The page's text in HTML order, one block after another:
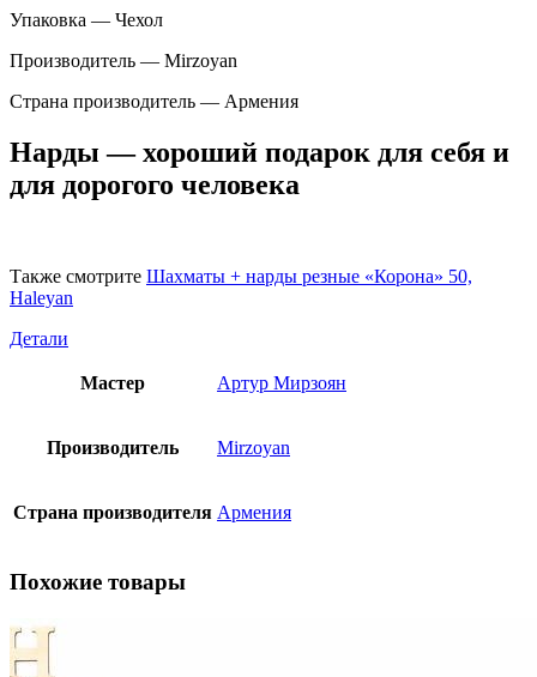
Упаковка — Чехол
Производитель — Mirzoyan
Страна производитель — Армения
Нарды — хороший подарок для себя и
для дорогого человека
Также смотрите Шахматы + нарды резные «Корона» 50,
Haleyan
Детали
Мастер Артур Мирзоян
Производитель Mirzoyan
Страна производителя Армения
Похожие товары